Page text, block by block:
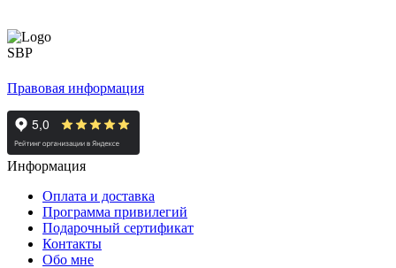
Правовая информация
Информация
Оплата и доставка
Программа привилегий
Подарочный сертификат
Контакты
Обо мне